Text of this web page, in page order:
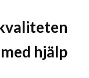
hjälp